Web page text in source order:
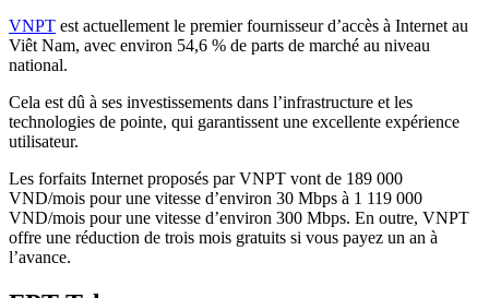
VNPT est actuellement le premier fournisseur d’accès à Internet au
Viêt Nam, avec environ 54,6 % de parts de marché au niveau
national.
Cela est dû à ses investissements dans l’infrastructure et les
technologies de pointe, qui garantissent une excellente expérience
utilisateur.
Les forfaits Internet proposés par VNPT vont de 189 000
VND/mois pour une vitesse d’environ 30 Mbps à 1 119 000
VND/mois pour une vitesse d’environ 300 Mbps. En outre, VNPT
offre une réduction de trois mois gratuits si vous payez un an à
l’avance.